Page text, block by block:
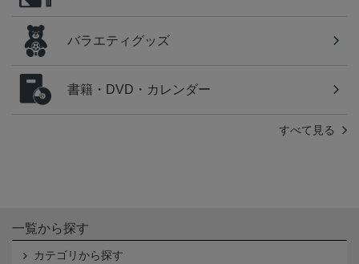
バラエティグッズ
書籍・DVD・カレンダー
すべて見る
一覧から探す
カテゴリから探す